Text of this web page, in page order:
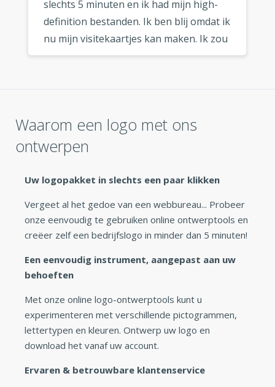
slechts 5 minuten en ik had mijn high-
definition bestanden. Ik ben blij omdat ik
nu mijn visitekaartjes kan maken. Ik zou
deze logo maker zeker aanraden aan
Waarom een logo met ons
ontwerpen
Uw logopakket in slechts een paar klikken
Vergeet al het gedoe van een webbureau... Probeer
onze eenvoudig te gebruiken online ontwerptools en
creëer zelf een bedrijfslogo in minder dan 5 minuten!
Een eenvoudig instrument, aangepast aan uw
behoeften
Met onze online logo-ontwerptools kunt u
experimenteren met verschillende pictogrammen,
lettertypen en kleuren. Ontwerp uw logo en
download het vanaf uw account.
Ervaren & betrouwbare klantenservice